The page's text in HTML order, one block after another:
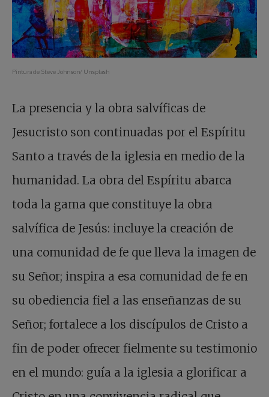
Pintura de Steve Johnson/ Unsplash
La presencia y la obra salvíficas de
Jesucristo son continuadas por el Espíritu
Santo a través de la iglesia en medio de la
humanidad. La obra del Espíritu abarca
toda la gama que constituye la obra
salvífica de Jesús: incluye la creación de
una comunidad de fe que lleva la imagen de
su Señor; inspira a esa comunidad de fe en
su obediencia fiel a las enseñanzas de su
Señor; fortalece a los discípulos de Cristo a
fin de poder ofrecer fielmente su testimonio
en el mundo: guía a la iglesia a glorificar a